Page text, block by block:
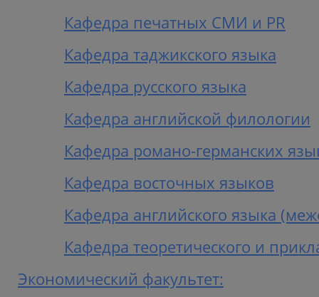
Кафедра печатных СМИ и PR
Кафедра таджикского языка
Кафедра русского языка
Кафедра английской филологии
Кафедра романо-германских
Кафедра восточных языков
Кафедра английского языка
Кафедра теоретического и
Экономический факультет: